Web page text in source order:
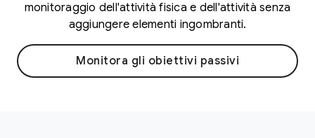
monitoraggio dell'attività fisica e dell'attività senza
aggiungere elementi ingombranti.
Monitora gli obiettivi passivi